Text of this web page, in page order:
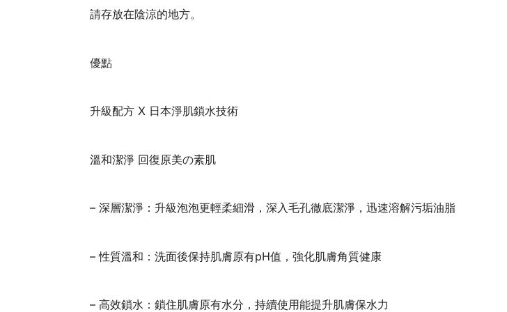
請存放在陰涼的地方。
優點
升級配方 X 日本淨肌鎖水技術
溫和潔淨 回復原美の素肌
– 深層潔淨：升級泡泡更輕柔細滑，深入毛孔徹底潔淨，迅速溶解污垢油脂
– 性質溫和：洗面後保持肌膚原有pH值，強化肌膚角質健康
– 高效鎖水：鎖住肌膚原有水分，持續使用能提升肌膚保水力